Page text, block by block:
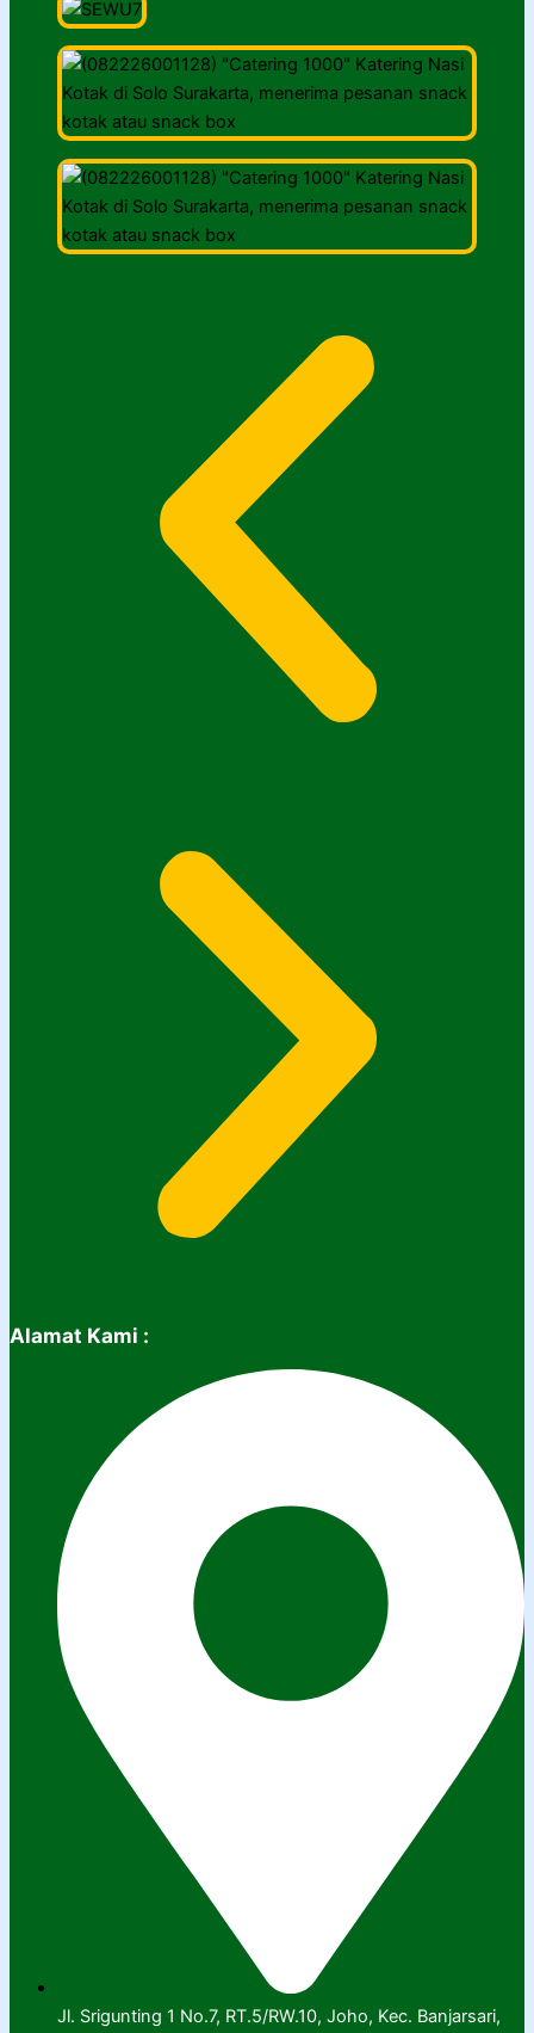
Alamat Kami :
Jl. Srigunting 1 No.7, RT.5/RW.10, Joho, Kec. Banjarsari,